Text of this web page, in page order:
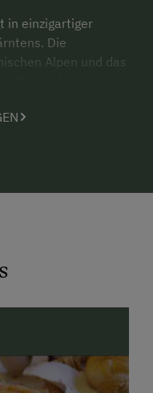
in einzigartiger
Die
Alpen und das
lassen keine
die Gaiperhöhe
Die
dich auf
findet ihr rund um